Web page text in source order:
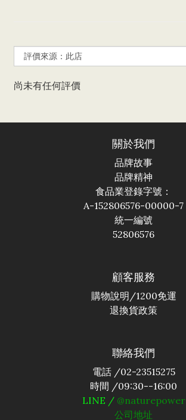
尚未有任何評價
關於我們
品牌故事
品牌精神
食品業登錄字號：
A-152806576-00000-7
統一編號
52806576
顧客服務
購物說明/1200免運
退換貨政策
聯絡我們
電話 /02-23515275
時間 /09:30--16:00
LINE / @naturepower
公司地址